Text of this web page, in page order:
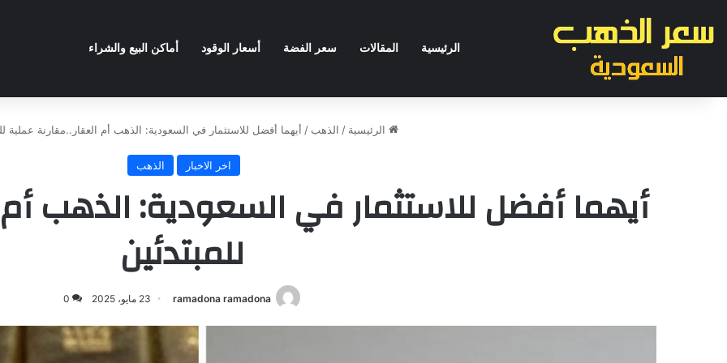
الرئيسية المقالات سعر الفضة أسعار الوقود أماكن البيع والشراء
الرئيسية / الذهب / أيهما أفضل للاستثمار في السعودية: الذهب أم العقار..مقارنة عملية
اخر الاخبار الذهب
أيهما أفضل للاستثمار في السعودية: الذهب أم
للمبتدئين
ramadona ramadona 23 مايو، 2025 0